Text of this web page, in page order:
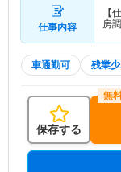
仕事内容
【
房
車通勤可 残業
保存する